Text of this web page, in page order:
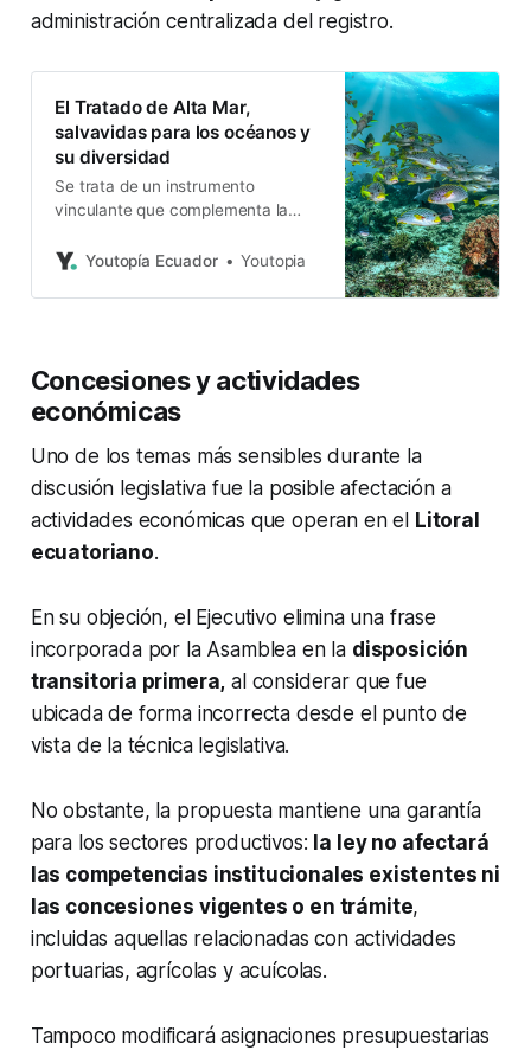
administración centralizada del registro.
El Tratado de Alta Mar,
salvavidas para los océanos y
su diversidad
Se trata de un instrumento
vinculante que complementa la
Mar (1982). Tendrá especial
Youtopía Ecuador Youtopia
Concesiones y actividades
económicas
Uno de los temas más sensibles durante la
discusión legislativa fue la posible afectación a
actividades económicas que operan en el Litoral
ecuatoriano.
En su objeción, el Ejecutivo elimina una frase
incorporada por la Asamblea en la disposición
transitoria primera, al considerar que fue
ubicada de forma incorrecta desde el punto de
vista de la técnica legislativa.
No obstante, la propuesta mantiene una garantía
para los sectores productivos: la ley no afectará
las competencias institucionales existentes ni
las concesiones vigentes o en trámite,
incluidas aquellas relacionadas con actividades
portuarias, agrícolas y acuícolas.
Tampoco modificará asignaciones presupuestarias